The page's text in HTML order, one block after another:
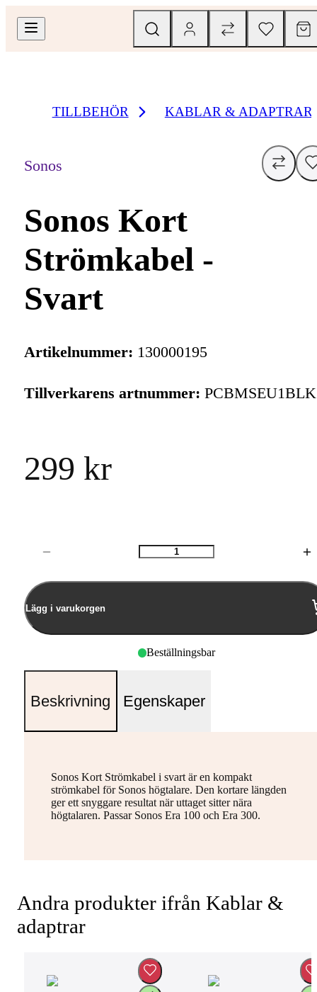
TILLBEHÖR KABLAR & ADAPTRAR
Sonos
Sonos Kort
Strömkabel -
Svart
Artikelnummer: 130000195
Tillverkarens artnummer: PCBMSEU1BLK
299 kr
Antal
Lägg i varukorgen
Beställningsbar
Beskrivning Egenskaper
Sonos Kort Strömkabel i svart är en kompakt
strömkabel för Sonos högtalare. Den kortare längden
ger ett snyggare resultat när uttaget sitter nära
högtalaren. Passar Sonos Era 100 och Era 300.
Andra produkter ifrån Kablar &
adaptrar